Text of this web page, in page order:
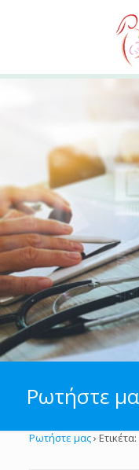
Ρωτήστε
Ρωτήστε μας›